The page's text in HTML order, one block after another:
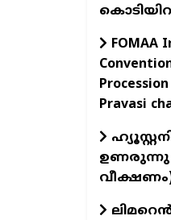
FOMAA
Pravasi
ഉണരുന്നു